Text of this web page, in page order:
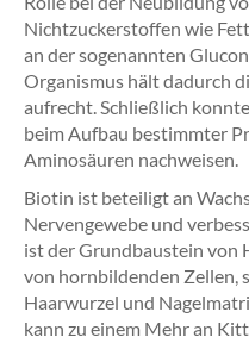
Nichtzuckerstoffen wie
an der sogenannten
Organismus hält dadurch
aufrecht. Schließlich
beim Aufbau bestimmter
Aminosäuren nachweisen.
Biotin ist beteiligt an
Nervengewebe und
ist der Grundbaustein von
von hornbildenden Zellen,
Haarwurzel und
kann zu einem Mehr an